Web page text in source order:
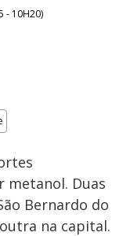
- 10H20)
metanol. Duas
Bernardo do
na capital.